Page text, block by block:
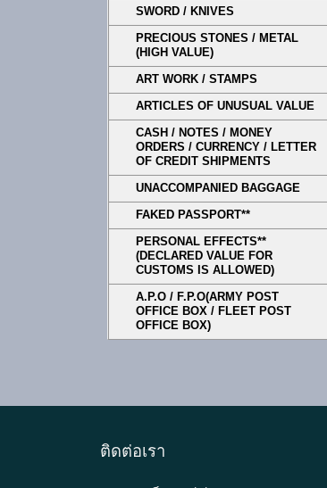
SWORD / KNIVES
PRECIOUS STONES / METAL
(HIGH VALUE)
ART WORK / STAMPS
ARTICLES OF UNUSUAL VALUE
CASH / NOTES / MONEY
ORDERS / CURRENCY / LETTER
OF CREDIT SHIPMENTS
UNACCOMPANIED BAGGAGE
FAKED PASSPORT**
PERSONAL EFFECTS**
(DECLARED VALUE FOR
CUSTOMS IS ALLOWED)
A.P.O / F.P.O(ARMY POST
OFFICE BOX / FLEET POST
OFFICE BOX)
ติดต่อเรา